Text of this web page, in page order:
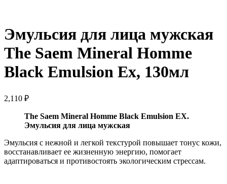
Эмульсия для лица мужская
The Saem Mineral Homme
Black Emulsion Ex, 130мл
2,110 ₽
The Saem Mineral Homme Black Emulsion EX.
Эмульсия для лица мужская
Эмульсия с нежной и легкой текстурой повышает тонус кожи,
восстанавливает ее жизненную энергию, помогает
адаптироваться и противостоять экологическим стрессам.